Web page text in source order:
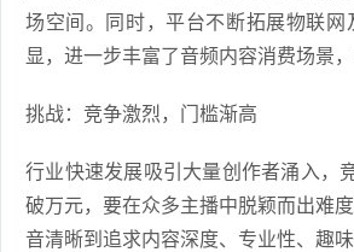
场空间。同时，平台不断拓展物联
显，进一步丰富了音频内容消费场景
挑战：竞争激烈，门槛渐高
行业快速发展吸引大量创作者涌入，
破万元，要在众多主播中脱颖而出难
音清晰到追求内容深度、专业性、趣